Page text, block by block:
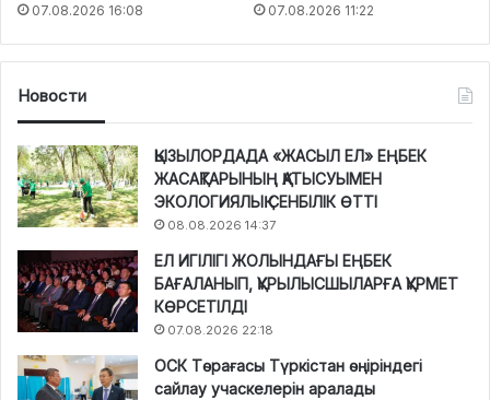
07.08.2026 16:08 07.08.2026 11:22
Новости
ҚЫЗЫЛОРДАДА «ЖАСЫЛ ЕЛ» ЕҢБЕК
ЖАСАҚТАРЫНЫҢ ҚАТЫСУЫМЕН
ЭКОЛОГИЯЛЫҚ СЕНБІЛІК ӨТТІ
08.08.2026 14:37
ЕЛ ИГІЛІГІ ЖОЛЫНДАҒЫ ЕҢБЕК
БАҒАЛАНЫП, ҚҰРЫЛЫСШЫЛАРҒА ҚҰРМЕТ
КӨРСЕТІЛДІ
07.08.2026 22:18
ОСК Төрағасы Түркістан өңіріндегі
сайлау учаскелерін аралады